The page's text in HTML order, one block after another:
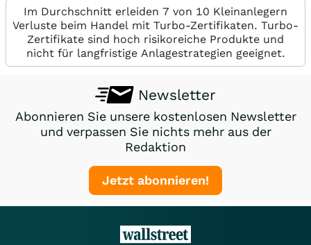
Im Durchschnitt erleiden 7 von 10 Kleinanlegern
Verluste beim Handel mit Turbo-Zertifikaten. Turbo-
Zertifikate sind hoch risikoreiche Produkte und
nicht für langfristige Anlagestrategien geeignet.
Newsletter
Abonnieren Sie unsere kostenlosen Newsletter
und verpassen Sie nichts mehr aus der
Redaktion
Jetzt abonnieren!